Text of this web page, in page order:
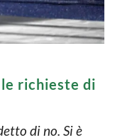
richieste di
di no. Si è